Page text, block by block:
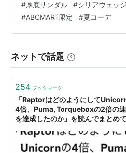
ょっと怖かったんだけど、 この
の！ ふかふかのクッションが足
まるで雲の上を歩いてるみたい
買ったの！？」 って絶対聞かれ
れも…
#厚底サンダル #シリアウェッ
#ABCMART限定 #夏コーデ
ネットで話題
254 ブックマーク
「Raptorはどのようにして
4倍、Puma, Torqueboxの2倍の
を達成したのか」を読んでまとめ